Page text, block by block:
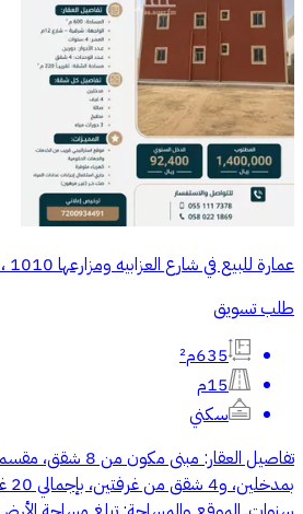
عمارة للبيع في شارع العزابيه ومزارعها 1010 ، ابو عريش ، ابو عريش
طلب تسويق
635م²
15م
سكني